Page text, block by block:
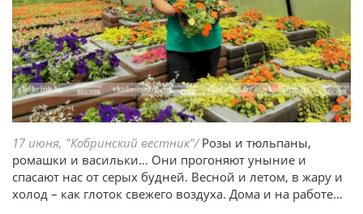
17 июня, "Кобринский вестник"/Розы и тюльпаны,
ромашки и васильки… Они прогоняют уныние и
спасают нас от серых будней. Весной и летом, в жару и
холод – как глоток свежего воздуха. Дома и на работе…